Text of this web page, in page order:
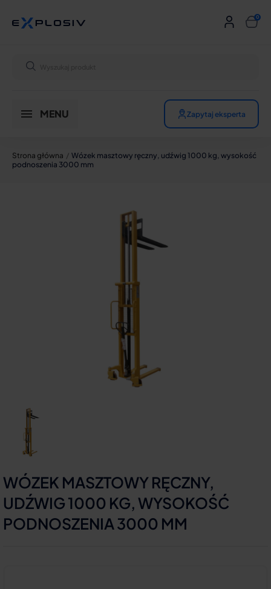
MENU Zapytaj eksperta
Strona główna
Wózek masztowy ręczny, udźwig 1000 kg, wysokość
podnoszenia 3000 mm
WÓZEK MASZTOWY RĘCZNY,
UDŹWIG 1000 KG, WYSOKOŚĆ
PODNOSZENIA 3000 MM